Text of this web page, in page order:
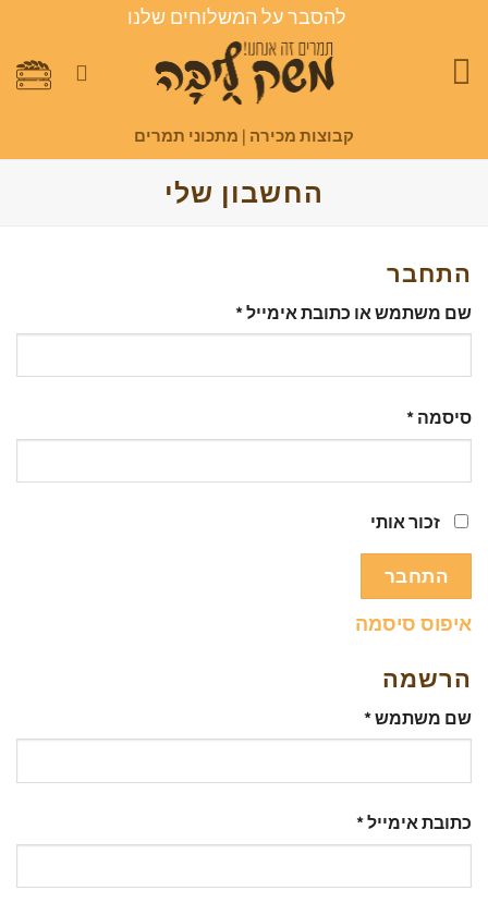
להסבר על המשלוחים שלנו
קבוצות מכירה|מתכוני תמרים
החשבון שלי
התחבר
שם משתמש או כתובת אימייל*חובה
סיסמה*חובה
זכור אותי
התחבר
איפוס סיסמה
הרשמה
שם משתמש*חובה
כתובת אימייל*חובה